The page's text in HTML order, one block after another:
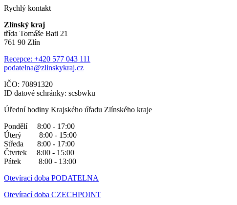
Rychlý kontakt
Zlínský kraj
třída Tomáše Bati 21
761 90 Zlín
Recepce: +420 577 043 111
podatelna@zlinskykraj.cz
IČO: 70891320
ID datové schránky: scsbwku
Úřední hodiny Krajského úřadu Zlínského kraje
Pondělí 8:00 - 17:00
Úterý 8:00 - 15:00
Středa 8:00 - 17:00
Čtvrtek 8:00 - 15:00
Pátek 8:00 - 13:00
Otevírací doba PODATELNA
Otevírací doba CZECHPOINT